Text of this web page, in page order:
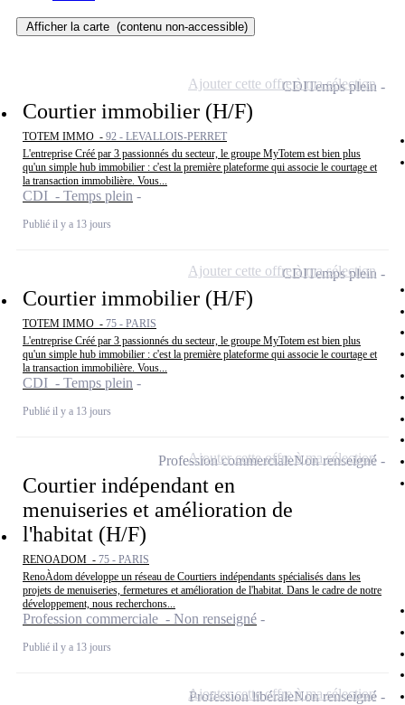
Afficher la carte (contenu non-accessible)
Courtier immobilier (H/F)
TOTEM IMMO - 92 - LEVALLOIS-PERRET
L'entreprise Créé par 3 passionnés du secteur, le groupe MyTotem est bien plus
qu'un simple hub immobilier : c'est la première plateforme qui associe le courtage et
la transaction immobilière. Vous...
CDI - Temps plein
Publié il y a 13 jours
CDITemps plein
Ajouter cette offre à ma sélection
Courtier immobilier (H/F)
TOTEM IMMO - 75 - PARIS
L'entreprise Créé par 3 passionnés du secteur, le groupe MyTotem est bien plus
qu'un simple hub immobilier : c'est la première plateforme qui associe le courtage et
la transaction immobilière. Vous...
CDI - Temps plein
Publié il y a 13 jours
CDITemps plein
Ajouter cette offre à ma sélection
Courtier indépendant en
menuiseries et amélioration de
l'habitat (H/F)
RENOADOM - 75 - PARIS
RenoÀdom développe un réseau de Courtiers indépendants spécialisés dans les
projets de menuiseries, fermetures et amélioration de l'habitat. Dans le cadre de notre
développement, nous recherchons...
Profession commerciale - Non renseigné
Publié il y a 13 jours
Profession commercialeNon renseigné
Ajouter cette offre à ma sélection
Profession libéraleNon renseigné
Ajouter cette offre à ma sélection